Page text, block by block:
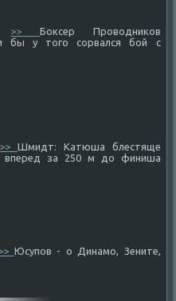
>> Боксер Проводников
бы у того сорвался бой с
>>Шмидт: Катюша блестяще
вперед за 250 м до финиша
Юсупов - о Динамо, Зените,